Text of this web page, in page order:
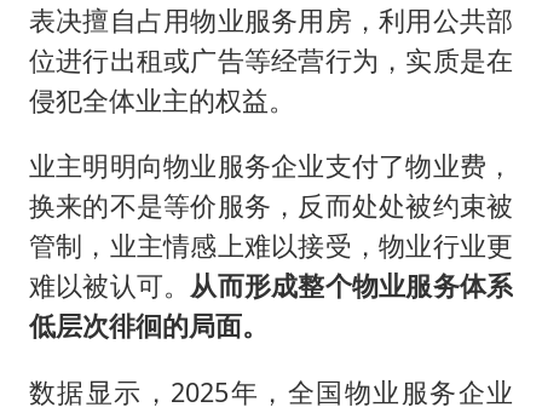
表决擅自占用物业服务用房，利用公共部
位进行出租或广告等经营行为，实质是在
侵犯全体业主的权益。
业主明明向物业服务企业支付了物业费，
换来的不是等价服务，反而处处被约束被
管制，业主情感上难以接受，物业行业更
难以被认可。 从而形成整个物业服务体系
低层次徘徊的局面。
数据显示，2025年，全国物业服务企业